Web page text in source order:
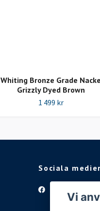
Whiting Bronze Grade Nacke
Grizzly Dyed Brown
1 499 kr
Sociala medier
Vi